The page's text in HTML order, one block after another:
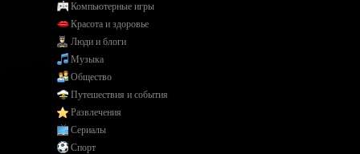
Компьютерные игры
Красота и здоровье
Люди и блоги
Музыка
Общество
Путешествия и события
Развлечения
Сериалы
Спорт